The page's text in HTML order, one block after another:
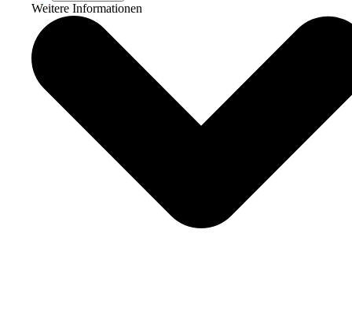
Weitere Informationen